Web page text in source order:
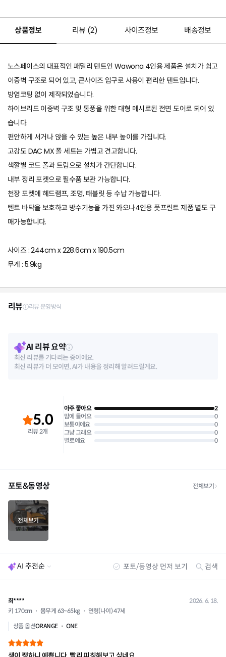
상품정보 리뷰 (2) 사이즈정보 배송정보
노스페이스의 대표적인 패밀리 텐트인 Wawona 4인용 제품은 설치가 쉽고
이중벽 구조로 되어 있고, 큰사이즈 입구로 사용이 편리한 텐트입니다.
방염코팅 없이 제작되었습니다.
하이브리드 이중벽 구조 및 통풍을 위한 대형 메시로된 전면 도어로 되어 있
습니다.
편안하게 서거나 앉을 수 있는 높은 내부 높이를 가집니다.
고강도 DAC MX 폴 세트는 가볍고 견고합니다.
색깔별 코드 폴과 트림으로 설치가 간단합니다.
내부 정리 포켓으로 필수품 보관 가능합니다.
천장 포켓에 헤드램프, 조명, 태블릿 등 수납 가능합니다.
텐트 바닥을 보호하고 방수기능을 가진 와오나4인용 풋프린트 제품 별도 구
매가능합니다.
사이즈 : 244cm x 228.6cm x 190.5cm
무게 : 5.9kg